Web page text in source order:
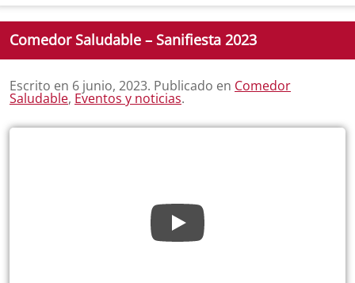
Comedor Saludable – Sanifiesta 2023
Escrito en 6 junio, 2023. Publicado en Comedor
Saludable, Eventos y noticias.